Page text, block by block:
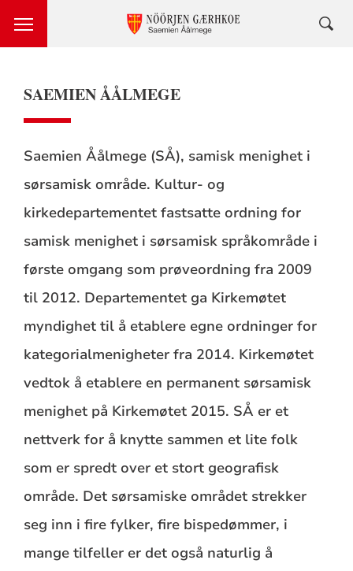
SAEMIEN ÅÅLMEGE
Saemien Åålmege (SÅ), samisk menighet i
sørsamisk område. Kultur- og
kirkedepartementet fastsatte ordning for
samisk menighet i sørsamisk språkområde i
første omgang som prøveordning fra 2009
til 2012. Departementet ga Kirkemøtet
myndighet til å etablere egne ordninger for
kategorialmenigheter fra 2014. Kirkemøtet
vedtok å etablere en permanent sørsamisk
menighet på Kirkemøtet 2015. SÅ er et
nettverk for å knytte sammen et lite folk
som er spredt over et stort geografisk
område. Det sørsamiske området strekker
seg inn i fire fylker, fire bispedømmer, i
mange tilfeller er det også naturlig å